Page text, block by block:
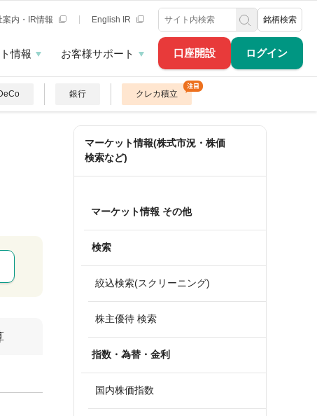
口座開設 ログイン
案内・IR情報 English IR 銘柄検索
情報 お客様サポート
銀行 クレカ積立
マーケット情報(株式市況・株価
検索など)
マーケット情報 その他
検索
絞込検索(スクリーニング)
株主優待 検索
指数・為替・金利
国内株価指数